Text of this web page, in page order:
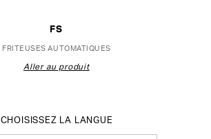
FS
FRITEUSES AUTOMATIQUES
Aller au produit
CHOISISSEZ LA LANGUE